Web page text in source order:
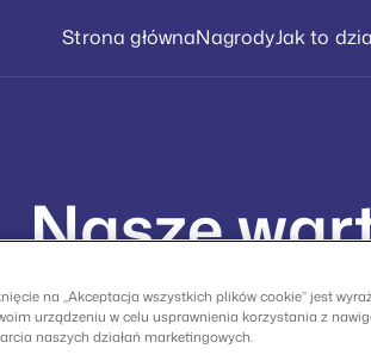
Strona głównaNagrodyJak to
Nasze
jest wzmocnienie pozycji
doświadczeń
na „Akceptacja wszystkich plików cookie” jest
urządzeniu w celu usprawnienia korzystania z
naszych działań marketingowych.